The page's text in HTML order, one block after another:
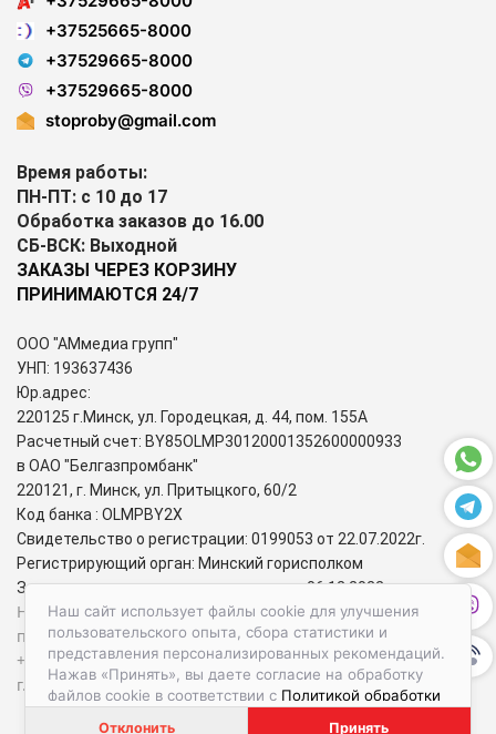
Наш сайт использует файлы cookie для улучшения
пользовательского опыта, сбора статистики и
представления персонализированных рекомендаций.
Нажав «Принять», вы даете согласие на обработку
файлов cookie в соответствии с Политикой обработки
Отклонить Принять
+37525665-8000
+37529665-8000
+37529665-8000
stoproby@gmail.com
Время работы:
ПН-ПТ: с 10 до 17
Обработка заказов до 16.00
СБ-ВСК: Выходной
ЗАКАЗЫ ЧЕРЕЗ КОРЗИНУ
ПРИНИМАЮТСЯ 24/7
ООО "АМмедиа групп"
УНП: 193637436
Юр.адрес:
220125 г.Минск, ул. Городецкая, д. 44, пом. 155А
Расчетный счет: BY85OLMP30120001352600000933
в ОАО "Белгазпромбанк"
220121, г. Минск, ул. Притыцкого, 60/2
Код банка : OLMPBY2X
Свидетельство о регистрации: 0199053 от 22.07.2022г.
Регистрирующий орган: Минский горисполком
Зарегистрирован в торговом реестре: 06.12.2022г.
Номера городских телефонов уполномоченных по защите
прав потребителей:
+37517-284-39-34 – администрация Первомайского района
г. Минска;